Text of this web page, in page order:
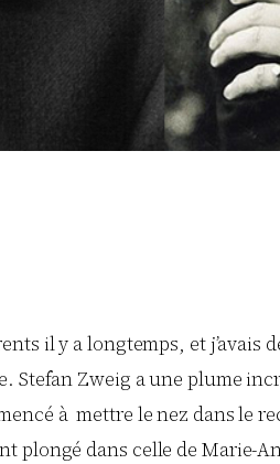
il y a longtemps, et j’avais
Stefan Zweig a une plume
à mettre le nez dans le
plongé dans celle de